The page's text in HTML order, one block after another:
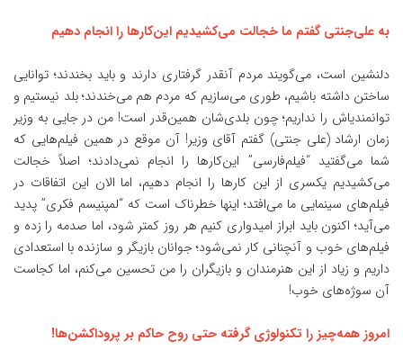
به علی‌جنتی گفتم ما خجالت می‌کشیدیم این‌کارها را انجام دهیم
دلنشین است، می‌گویند مردم آنقدر گرفتاری دارند و باید بخندند؛ توانایی
ساختن داشته باشیم، طوری می‌سازیم که مردم هم می‌خندند؛ بلد نیستیم و
توانمندیاش را نداریم؛ چون بلدی‌شان همین‌قدر است! من در جایی به وزیر
زمان ارشاد (علی جنتی) گفتم آقای وزیر! آن موقع در همین فیلم‌هایی که
شما می‌گفتید “فیلم‌فارسی” این‌کارها را انجام نمی‌دادند؛ اصلاً خجالت
می‌کشیدیم یکسری از این کارها را انجام دهیم، اما الان این اتفاقات در
فیلم‌های سینمایی ما می‌افتد؛ اینها خطرناک است که “لمپنیسم فکری” پدید
می‌آید؛ اکنون باید ابراز امیدواری کنیم هر روز کمتر شود، اما صدمه را زده و
فیلم‌های خوب و آنچنانی کار نمی‌شود؛ جوانان بازیگر و سازنده با استعدادی
داریم و زیاد از این هنرمندان و بازیگران را من تحسین می‌کنم، اما کجاست
آن سوژه‌های خوب!
امروز همه‌چیز را تکنولوژی گرفته حتی روح حاکم بر پروداکشن‌ها!